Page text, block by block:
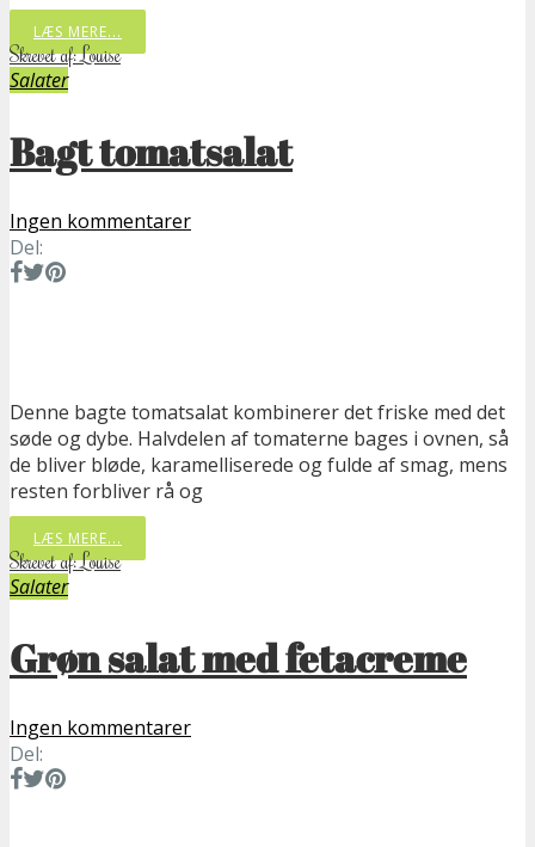
LÆS MERE...
Skrevet af: Louise
Salater
Bagt tomatsalat
Ingen kommentarer
Del:
Denne bagte tomatsalat kombinerer det friske med det
søde og dybe. Halvdelen af tomaterne bages i ovnen, så
de bliver bløde, karamelliserede og fulde af smag, mens
resten forbliver rå og
LÆS MERE...
Skrevet af: Louise
Salater
Grøn salat med fetacreme
Ingen kommentarer
Del: